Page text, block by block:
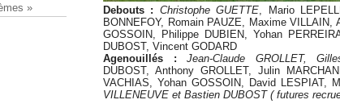
Debouts : Christophe GUETTE, Mario
BONNEFOY, Romain PAUZE, Maxime VILLAIN,
GOSSOIN, Philippe DUBIEN, Yohan
DUBOST, Vincent GODARD
Agenouillés :
Jean-Claude GROLLET,
DUBOST, Anthony GROLLET, Julin
VACHIAS, Yohan GOSSOIN, David LESPIAT,
VILLENEUVE et Bastien DUBOST ( futures
»